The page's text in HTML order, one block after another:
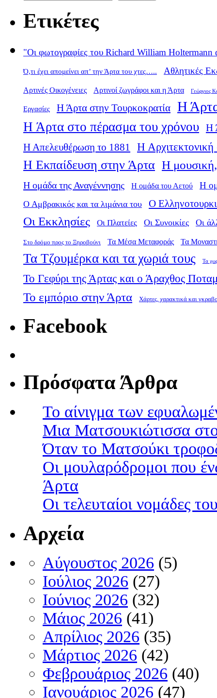
Ετικέτες
"Οι φωτογραφίες του Richard William Holtermann
Ό,τι έχει απομείνει απ’ την Άρτα του χτες….. Αθλητικές
Αρτινές Οικογένειες Αρτινοί ζωγράφοι και η Άρτα Γεώργιος
Εργασίες Η Άρτα στην Τουρκοκρατία Η
Η Άρτα στο πέρασμα του χρόνου Η
Η Απελευθέρωση το 1881
Η
Η Εκπαίδευση στην Άρτα Η μουσική,
Η ομάδα της Αναγέννησης Η ομάδα του Αετού Η
Ο Αμβρακικός και τα λιμάνια του Ο
Οι Εκκλησίες Οι Πλατείες Οι Συνοικίες Οι
Στο δρόμο προς το Ξηροβούνι Τα Μέσα Μεταφοράς Τα
Τα Τζουμέρκα και τα χωριά τους Τα
Το Γεφύρι της Άρτας και ο Άραχθος
Το εμπόριο στην Άρτα Χάρτες, χαρακτικά και
Facebook
Πρόσφατα Άρθρα
Το αίνιγμα των
Μια Ματσουκιώτισσα
Όταν το Ματσούκι
Οι μουλαρόδρομοι που
Άρτα
Οι τελευταίοι νομάδες
Αρχεία
Αύγουστος 2026 (5)
Ιούλιος 2026 (27)
Ιούνιος 2026 (32)
Μάιος 2026 (41)
Απρίλιος 2026 (35)
Μάρτιος 2026 (42)
Φεβρουάριος 2026 (40)
Ιανουάριος 2026 (47)